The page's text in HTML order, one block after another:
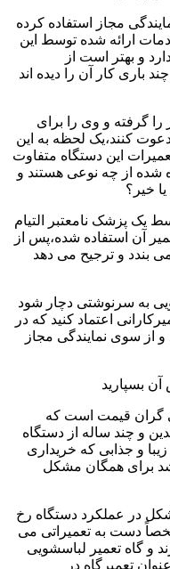
مجاز استفاده کرده
ارائه شده توسط این
و بهتر است از
باری کار آن را دیده اند
را گرفته و وی را برای
کنند،یک لحظه به این
این دستگاه متفاوت
شده از چه نوعی هستند و
خیر؟
یک پزشک نامعتبر التیام
آن استفاده شده،پس از
بندد و ترجیح می دهد
به سرنوشتی دچار شود
اعتماد کنید که در
از سوی نمایندگی مجاز
بسپارید
گران قیمت است که
و چند ساله از دستگاه
و جذابی که خریداری
برای همگان مشکل
در عملکرد دستگاه رخ
دست به تعمیراتی می
و گاه تعمیر لباسشویی
تعمیرگاه در